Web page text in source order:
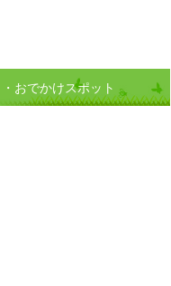
おでかけスポット